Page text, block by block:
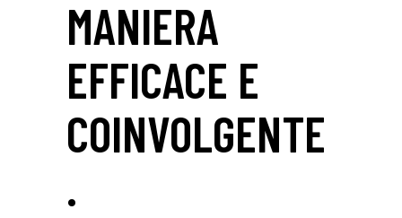
MANIERA
EFFICACE E
COINVOLGENTE
.